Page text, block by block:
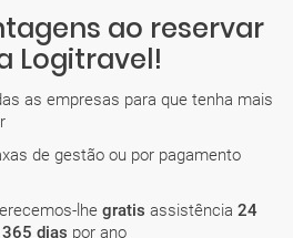
ao reservar
Logitravel!
as empresas para que tenha mais
de gestão ou por pagamento
lhe gratis assistência 24
365 dias por ano